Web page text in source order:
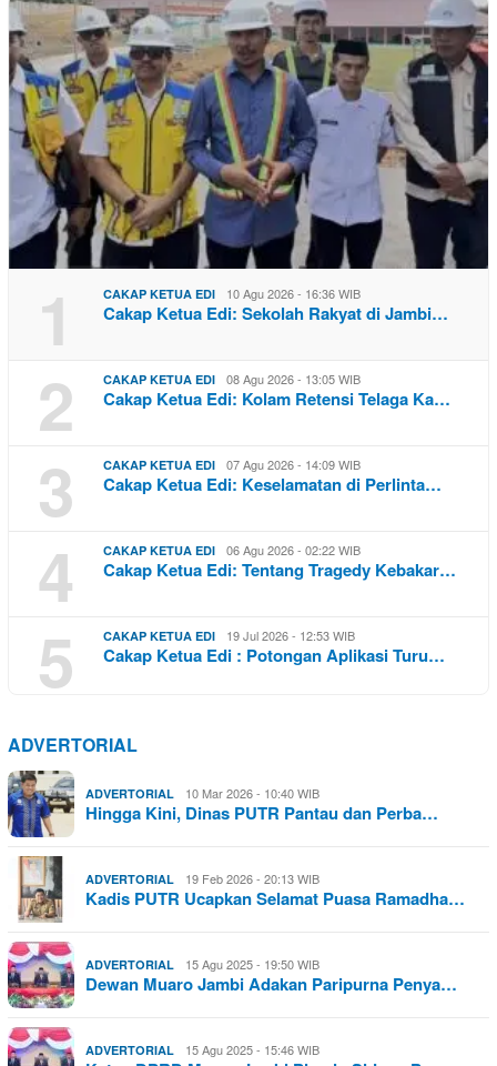
1 CAKAP KETUA EDI 10 Agu 2026 - 16:36 WIB
Cakap Ketua Edi: Sekolah Rakyat di Jambi…
2 CAKAP KETUA EDI 08 Agu 2026 - 13:05 WIB
Cakap Ketua Edi: Kolam Retensi Telaga Ka…
3 CAKAP KETUA EDI 07 Agu 2026 - 14:09 WIB
Cakap Ketua Edi: Keselamatan di Perlinta…
4 CAKAP KETUA EDI 06 Agu 2026 - 02:22 WIB
Cakap Ketua Edi: Tentang Tragedy Kebakar…
5 CAKAP KETUA EDI 19 Jul 2026 - 12:53 WIB
Cakap Ketua Edi : Potongan Aplikasi Turu…
ADVERTORIAL
ADVERTORIAL 10 Mar 2026 - 10:40 WIB
Hingga Kini, Dinas PUTR Pantau dan Perba…
ADVERTORIAL 19 Feb 2026 - 20:13 WIB
Kadis PUTR Ucapkan Selamat Puasa Ramadha…
ADVERTORIAL 15 Agu 2025 - 19:50 WIB
Dewan Muaro Jambi Adakan Paripurna Penya…
ADVERTORIAL 15 Agu 2025 - 15:46 WIB